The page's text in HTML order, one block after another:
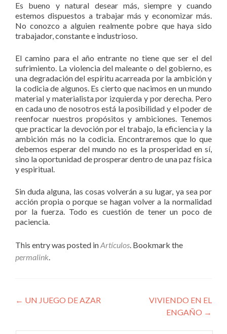
Es bueno y natural desear más, siempre y cuando
estemos dispuestos a trabajar más y economizar más.
No conozco a alguien realmente pobre que haya sido
trabajador, constante e industrioso.
El camino para el año entrante no tiene que ser el del
sufrimiento. La violencia del maleante o del gobierno, es
una degradación del espíritu acarreada por la ambición y
la codicia de algunos. Es cierto que nacimos en un mundo
material y materialista por izquierda y por derecha. Pero
en cada uno de nosotros está la posibilidad y el poder de
reenfocar nuestros propósitos y ambiciones. Tenemos
que practicar la devoción por el trabajo, la eficiencia y la
ambición más no la codicia. Encontraremos que lo que
debemos esperar del mundo no es la prosperidad en sí,
sino la oportunidad de prosperar dentro de una paz física
y espiritual.
Sin duda alguna, las cosas volverán a su lugar, ya sea por
acción propia o porque se hagan volver a la normalidad
por la fuerza. Todo es cuestión de tener un poco de
paciencia.
This entry was posted inArtículos. Bookmark the
permalink.
Post navigation
← UN JUEGO DE AZAR
VIVIENDO EN EL
ENGAÑO →